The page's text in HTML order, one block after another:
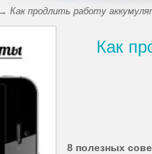
→ Как продлить работу
Как
8 полезных